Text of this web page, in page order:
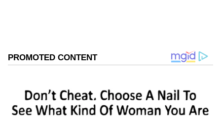
பணியின் விவரம் :